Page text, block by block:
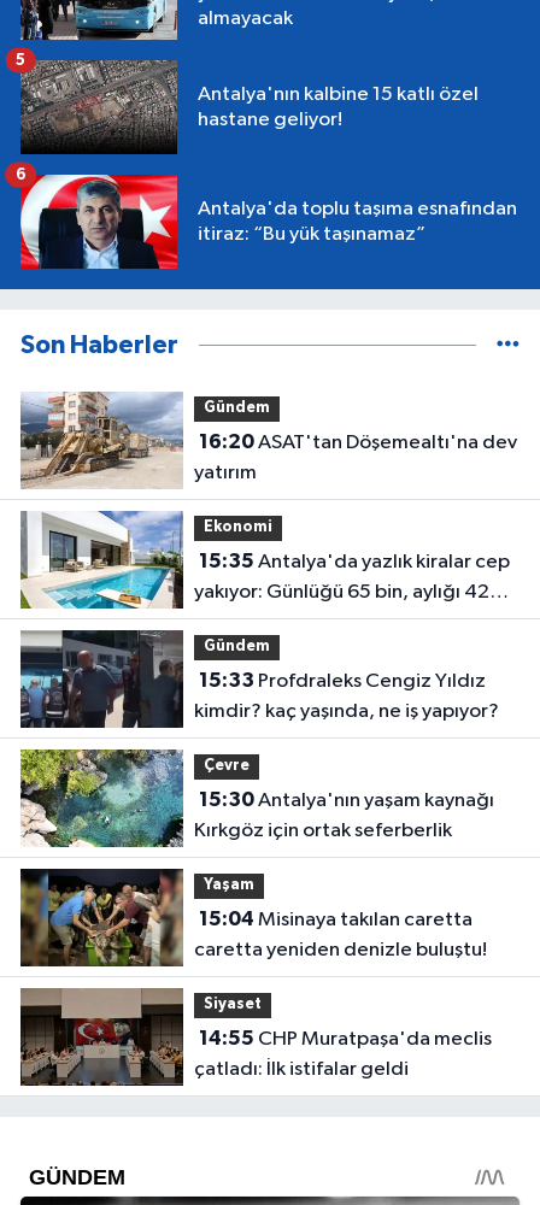
almayacak
Antalya'nın kalbine 15 katlı özel
hastane geliyor!
5
Antalya'da toplu taşıma esnafından
itiraz: “Bu yük taşınamaz”
6
Son Haberler
Gündem
16:20ASAT'tan Döşemealtı'na dev
yatırım
Ekonomi
15:35
yakıyor: Günlüğü 65 bin, aylığı 425
bin!
Gündem
15:33
kimdir? kaç yaşında, ne iş yapıyor?
Çevre
15:30Antalya'nın yaşam kaynağı
Kırkgöz için ortak seferberlik
Yaşam
15:04
caretta yeniden denizle buluştu!
Siyaset
14:55
çatladı: İlk istifalar geldi